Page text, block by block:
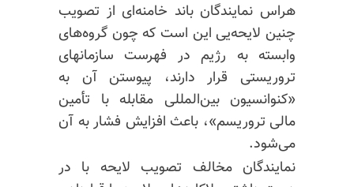
هراس نمایندگان باند خامنه‌ای از تصویب
چنین لایحه‌یی این است که چون گروه‌های
وابسته به رژیم در فهرست سازمانهای
تروریستی قرار دارند، پیوستن آن به
«کنوانسیون بین‌المللی مقابله با تأمین
مالی تروریسم»، باعث افزایش فشار به آن
می‌شود.
نمایندگان مخالف تصویب لایحه با در